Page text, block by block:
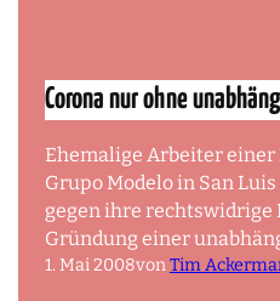
Corona nur ohne
Ehemalige Arbeiter
Grupo Modelo in San
gegen ihre rechtswidrige
Gründung einer
1. Mai 2008vonTim